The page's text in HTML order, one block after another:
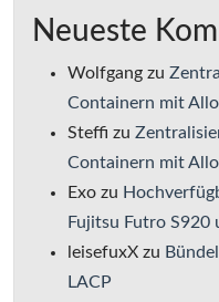
Neueste
Wolfgang zu
Containern mit
Steffi zu
Containern mit
Exo zu
Fujitsu Futro S920
leisefuxX zu
LACP